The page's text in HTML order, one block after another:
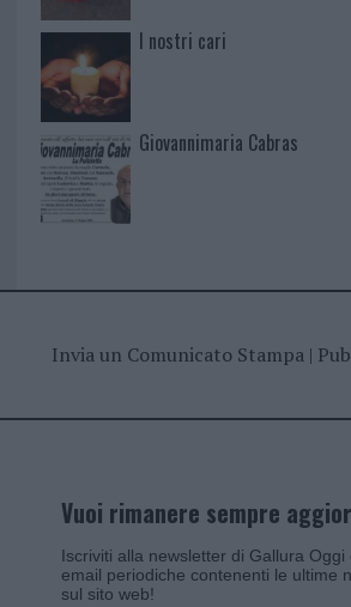
I nostri cari
Giovannimaria Cabras
Invia un Comunicato Stampa|
Vuoi rimanere sempre
Iscriviti alla newsletter di Gallura Oggi
email periodiche contenenti le ultime
sul sito web!